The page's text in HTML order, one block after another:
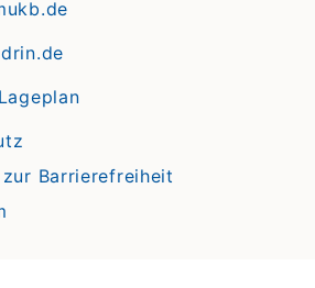
Barrierefreiheit